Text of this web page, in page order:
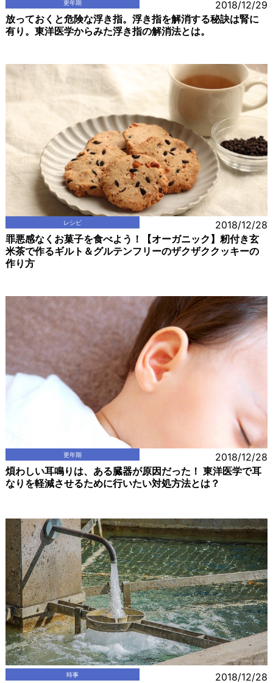
更年期 2018/12/29
放っておくと危険な浮き指。浮き指を解消する秘訣は腎に
有り。東洋医学からみた浮き指の解消法とは。
レシピ 2018/12/28
罪悪感なくお菓子を食べよう！【オーガニック】籾付き玄
米茶で作るギルト＆グルテンフリーのザクザククッキーの
作り方
更年期 2018/12/28
煩わしい耳鳴りは、ある臓器が原因だった！ 東洋医学で耳
なりを軽減させるために行いたい対処方法とは？
時事 2018/12/28